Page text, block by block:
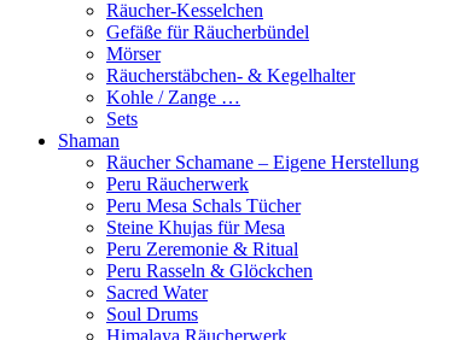
Räucher-Kesselchen
Gefäße für Räucherbündel
Mörser
Räucherstäbchen- & Kegelhalter
Kohle / Zange …
Sets
Shaman
Räucher Schamane – Eigene Herstellung
Peru Räucherwerk
Peru Mesa Schals Tücher
Steine Khujas für Mesa
Peru Zeremonie & Ritual
Peru Rasseln & Glöckchen
Sacred Water
Soul Drums
Himalaya Räucherwerk